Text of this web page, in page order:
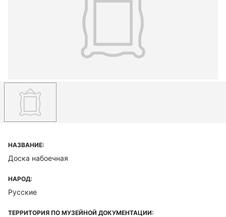
НАЗВАНИЕ:
Доска набоечная
НАРОД:
Русские
ТЕРРИТОРИЯ ПО МУЗЕЙНОЙ ДОКУМЕНТАЦИИ: